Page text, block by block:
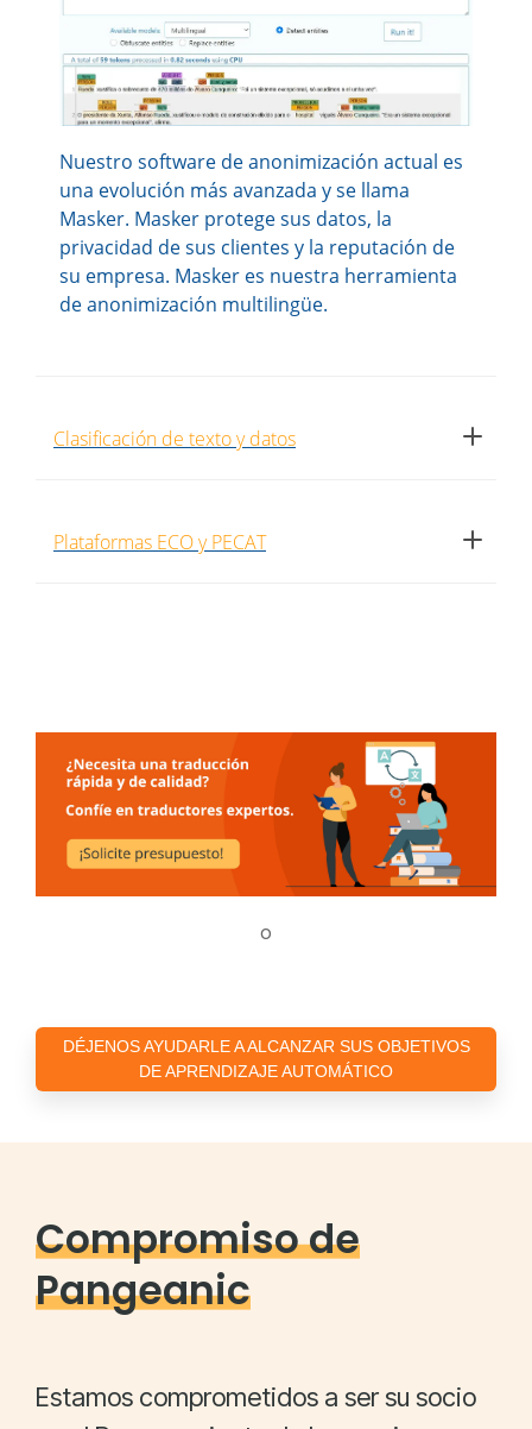
Nuestro software de anonimización actual es
una evolución más avanzada y se llama
Masker. Masker protege sus datos, la
privacidad de sus clientes y la reputación de
su empresa. Masker es nuestra herramienta
de anonimización multilingüe.
Clasificación de texto y datos
Plataformas ECO y PECAT
o
DÉJENOS AYUDARLE A ALCANZAR SUS OBJETIVOS
DE APRENDIZAJE AUTOMÁTICO
Compromiso de
Pangeanic
Estamos comprometidos a ser su socio